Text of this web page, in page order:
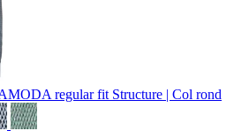
regular fit Structure | Col rond